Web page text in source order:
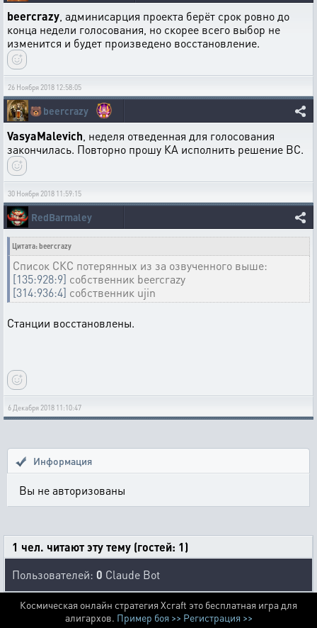
beercrazy , админисарция проекта берёт срок ровно до
конца недели голосования, но скорее всего выбор не
изменится и будет произведено восстановление.
26 Ноября 2018 12:58:05
🐻beercrazy
VasyaMalevich , неделя отведенная для голосования
закончилась. Повторно прошу КА исполнить решение ВС.
30 Ноября 2018 11:59:15
RedBarmaley
Цитата: beercrazy
Список СКС потерянных из за озвученного выше:
[135:928:9] собственник beercrazy
[314:936:4] собственник ujin
Станции восстановлены.
6 Декабря 2018 11:10:47
Информация
Вы не авторизованы
1 чел. читают эту тему (гостей: 1)
Пользователей: 0 Claude Bot
Космическая онлайн стратегия Xcraft это бесплатная игра для
алигархов. Пример боя >> Регистрация >>